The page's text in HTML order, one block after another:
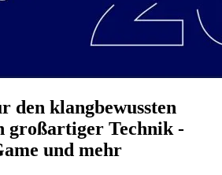
den klangbewussten
großartiger Technik -
und mehr